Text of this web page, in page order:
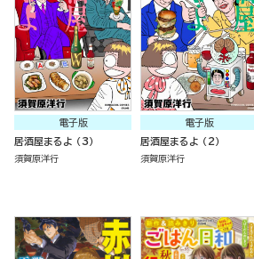
電子版
居酒屋まるよ （3）
須賀原洋行
電子版
居酒屋まるよ （2）
須賀原洋行